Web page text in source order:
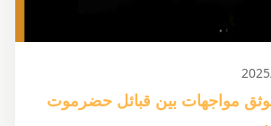
فيديو قديم ولايوثق مواجهات بين قبائل حضرموت